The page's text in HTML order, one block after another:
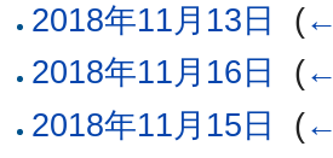
2018年11月13日
(
2018年11月16日
(
2018年11月15日
(